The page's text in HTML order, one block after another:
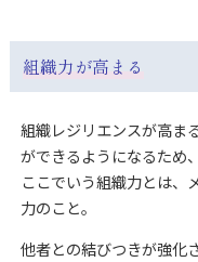
組織力が高まる
組織レジリエンスが高ま
ができるようになるため
ここでいう組織力とは、
力のこと。
他者との結びつきが強化